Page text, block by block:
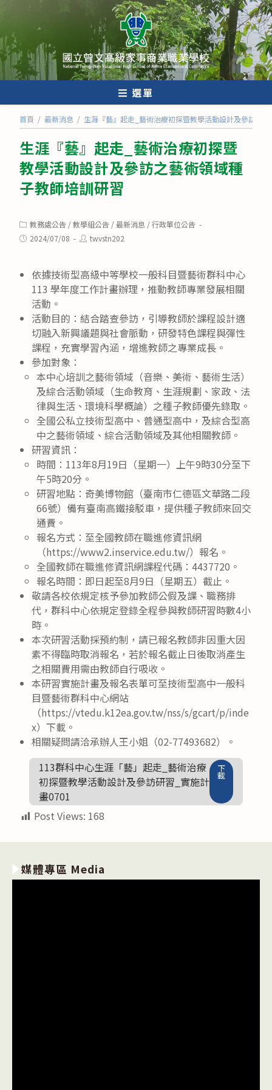
轉
至
主
要
內
選單
首頁 / 最新消息 / 生涯『藝』起走_藝術治療初探暨教學活動設計及參訪之
生涯『藝』起走_藝術治療初探暨
教學活動設計及參訪之藝術領域種
子教師培訓研習
Post
category:
教務處公告 /教學組公告 /最新消息 /行政單位公告
Post2024/07/08
Posttwvstn202
依據技術型高級中等學校一般科目暨藝術群科中心
113 學年度工作計畫辦理，推動教師專業發展相關
活動。
活動目的：結合踏查參訪，引導教師於課程設計適
切融入新興議題與社會脈動，研發特色課程與彈性
課程，充實學習內涵，增進教師之專業成長。
參加對象：
本中心培訓之藝術領域（音樂、美術、藝術生活）
及綜合活動領域（生命教育、生涯規劃、家政、法
律與生活、環境科學概論）之種子教師優先錄取。
全國公私立技術型高中、普通型高中，及綜合型高
中之藝術領域、綜合活動領域及其他相關教師。
研習資訊：
時間：113年8月19日（星期一）上午9時30分至下
午5時20分。
研習地點：奇美博物館（臺南市仁德區文華路二段
66號）備有臺南高鐵接駁車，提供種子教師來回交
通費。
報名方式：至全國教師在職進修資訊網
（https://www2.inservice.edu.tw/）報名。
全國教師在職進修資訊網課程代碼：4437720。
報名時間：即日起至8月9日（星期五）截止。
敬請各校依規定核予參加教師公假及課、職務排
代，群科中心依規定登錄全程參與教師研習時數4小
時。
本次研習活動採預約制，請已報名教師非因重大因
素不得臨時取消報名，若於報名截止日後取消產生
之相關費用需由教師自行吸收。
本研習實施計畫及報名表單可至技術型高中一般科
目暨藝術群科中心網站
（https://vtedu.k12ea.gov.tw/nss/s/gcart/p/inde
x）下載。
相關疑問請洽承辦人王小姐（02-77493682）。
113群科中心生涯「藝」起走_藝術治療
初探暨教學活動設計及參訪研習_實施計
畫0701
下
載
Post Views: 168
媒體專區 Media